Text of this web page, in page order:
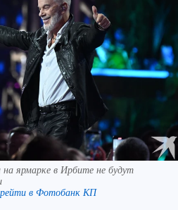
ярмарке в Ирбите не будут
в Фотобанк КП